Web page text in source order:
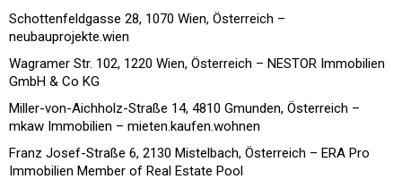
Schottenfeldgasse 28, 1070 Wien, Österreich –
neubauprojekte.wien
Wagramer Str. 102, 1220 Wien, Österreich – NESTOR Immobilien
GmbH & Co KG
Miller-von-Aichholz-Straße 14, 4810 Gmunden, Österreich –
mkaw Immobilien – mieten.kaufen.wohnen
Franz Josef-Straße 6, 2130 Mistelbach, Österreich – ERA Pro
Immobilien Member of Real Estate Pool